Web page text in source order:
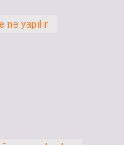
ne yapılır